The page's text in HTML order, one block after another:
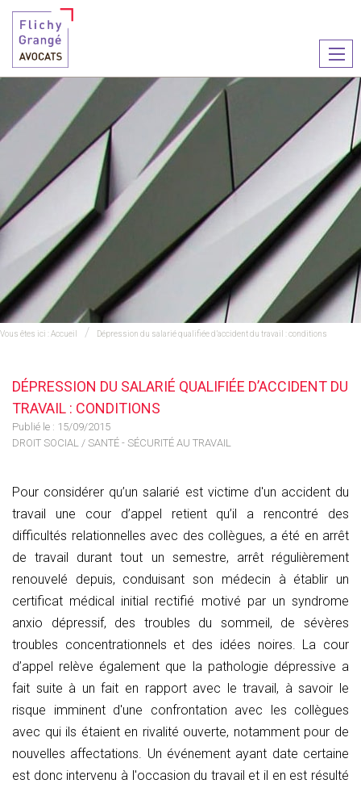
le
Vous êtes ici :Accueil Dépression du salarié qualifiée d’accident du travail : conditions
DÉPRESSION DU SALARIÉ QUALIFIÉE D’ACCIDENT DU
TRAVAIL : CONDITIONS
Publié le : 15/09/2015
DROIT SOCIAL / SANTÉ - SÉCURITÉ AU TRAVAIL
Pour considérer qu’un salarié est victime d'un accident du
travail une cour d’appel retient qu’il a rencontré des
difficultés relationnelles avec des collègues, a été en arrêt
de travail durant tout un semestre, arrêt régulièrement
renouvelé depuis, conduisant son médecin à établir un
certificat médical initial rectifié motivé par un syndrome
anxio dépressif, des troubles du sommeil, de sévères
troubles concentrationnels et des idées noires. La cour
d’appel relève également que la pathologie dépressive a
fait suite à un fait en rapport avec le travail, à savoir le
risque imminent d'une confrontation avec les collègues
avec qui ils étaient en rivalité ouverte, notamment pour de
nouvelles affectations. Un événement ayant date certaine
est donc intervenu à l'occasion du travail et il en est résulté